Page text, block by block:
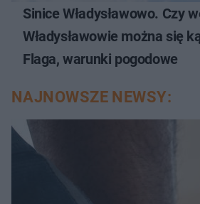
Sinice Władysławowo. Czy
Władysławowie można się
Flaga, warunki pogodowe
NAJNOWSZE NEWSY: